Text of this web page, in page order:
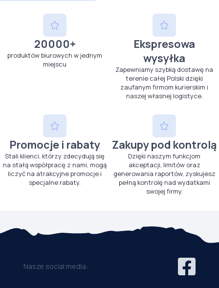
20000+
produktów biurowych w jednym
miejscu
Ekspresowa
wysyłka
Zapewniamy szybką dostawę na
terenie całej Polski dzięki
zaufanym firmom kurierskim i
naszej własnej logistyce.
Promocje i rabaty
Stali klienci, którzy zdecydują się
na stałą współpracę z nami, mogą
liczyć na atrakcyjne promocje i
specjalne rabaty.
Zakupy pod kontrolą
Dzięki naszym funkcjom
akceptacji, limitów oraz
generowania raportów, zyskujesz
pełną kontrolę nad wydatkami
swojej firmy.
Nasze social media: